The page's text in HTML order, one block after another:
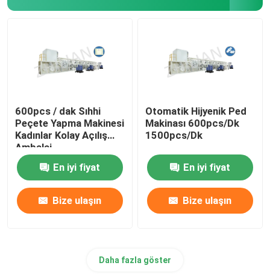
600pcs / dak Sıhhi
Peçete Yapma Makinesi
Kadınlar Kolay Açılış
Ambalaj
En iyi fiyat
Bize ulaşın
Otomatik Hijyenik Ped
Makinası 600pcs/Dk
1500pcs/Dk
En iyi fiyat
Bize ulaşın
Daha fazla göster